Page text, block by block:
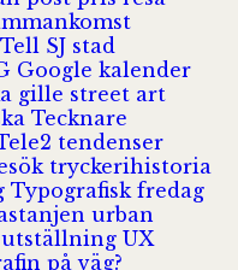
SJ stad
Google kalender
gille street art
Tecknare
tendenser
tryckerihistoria
Typografisk fredag
urban
utställning UX
på väg?